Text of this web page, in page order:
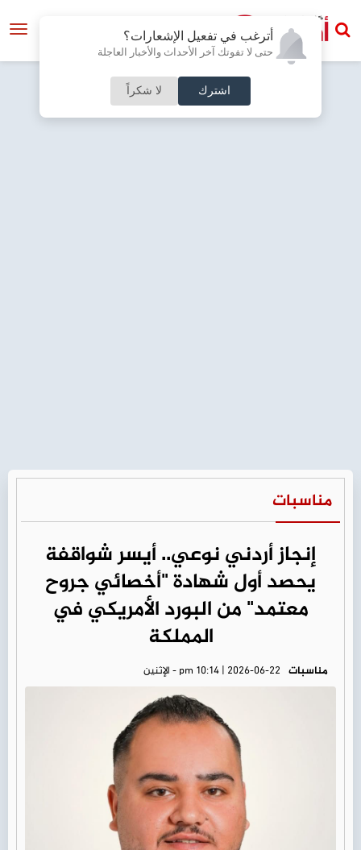
أترغب في تفعيل الإشعارات؟
حتى لا تفوتك آخر الأحداث والأخبار العاجلة
اشترك لا شكراً
مناسبات
إنجاز أردني نوعي.. أيسر شواقفة
يحصد أول شهادة "أخصائي جروح
معتمد" من البورد الأمريكي في
المملكة
مناسبات pm 10:14 | 2026-06-22 - الإثنين